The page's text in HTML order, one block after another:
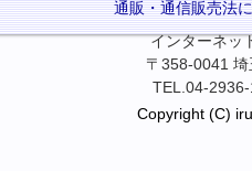
通販・通信販売法
インターネッ
〒358-0041
TEL.04-
Copyright (C)